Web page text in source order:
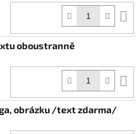
oboustranně
obrázku /text zdarma/